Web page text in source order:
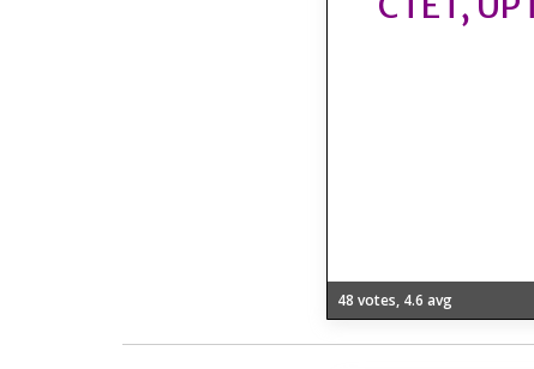
48 votes, 4.6 avg